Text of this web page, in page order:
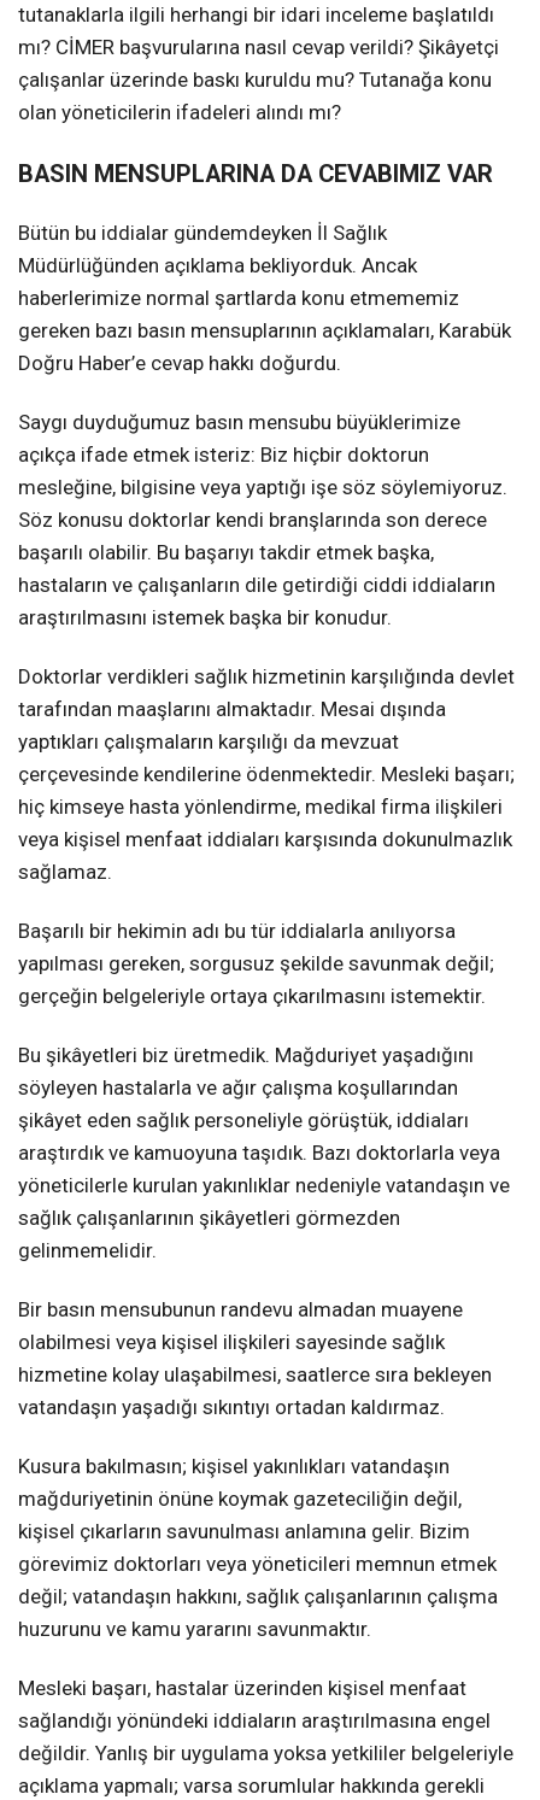
tutanaklarla ilgili herhangi bir idari inceleme başlatıldı
mı? CİMER başvurularına nasıl cevap verildi? Şikâyetçi
çalışanlar üzerinde baskı kuruldu mu? Tutanağa konu
olan yöneticilerin ifadeleri alındı mı?
BASIN MENSUPLARINA DA CEVABIMIZ VAR
Bütün bu iddialar gündemdeyken İl Sağlık
Müdürlüğünden açıklama bekliyorduk. Ancak
haberlerimize normal şartlarda konu etmememiz
gereken bazı basın mensuplarının açıklamaları, Karabük
Doğru Haber’e cevap hakkı doğurdu.
Saygı duyduğumuz basın mensubu büyüklerimize
açıkça ifade etmek isteriz: Biz hiçbir doktorun
mesleğine, bilgisine veya yaptığı işe söz söylemiyoruz.
Söz konusu doktorlar kendi branşlarında son derece
başarılı olabilir. Bu başarıyı takdir etmek başka,
hastaların ve çalışanların dile getirdiği ciddi iddiaların
araştırılmasını istemek başka bir konudur.
Doktorlar verdikleri sağlık hizmetinin karşılığında devlet
tarafından maaşlarını almaktadır. Mesai dışında
yaptıkları çalışmaların karşılığı da mevzuat
çerçevesinde kendilerine ödenmektedir. Mesleki başarı;
hiç kimseye hasta yönlendirme, medikal firma ilişkileri
veya kişisel menfaat iddiaları karşısında dokunulmazlık
sağlamaz.
Başarılı bir hekimin adı bu tür iddialarla anılıyorsa
yapılması gereken, sorgusuz şekilde savunmak değil;
gerçeğin belgeleriyle ortaya çıkarılmasını istemektir.
Bu şikâyetleri biz üretmedik. Mağduriyet yaşadığını
söyleyen hastalarla ve ağır çalışma koşullarından
şikâyet eden sağlık personeliyle görüştük, iddiaları
araştırdık ve kamuoyuna taşıdık. Bazı doktorlarla veya
yöneticilerle kurulan yakınlıklar nedeniyle vatandaşın ve
sağlık çalışanlarının şikâyetleri görmezden
gelinmemelidir.
Bir basın mensubunun randevu almadan muayene
olabilmesi veya kişisel ilişkileri sayesinde sağlık
hizmetine kolay ulaşabilmesi, saatlerce sıra bekleyen
vatandaşın yaşadığı sıkıntıyı ortadan kaldırmaz.
Kusura bakılmasın; kişisel yakınlıkları vatandaşın
mağduriyetinin önüne koymak gazeteciliğin değil,
kişisel çıkarların savunulması anlamına gelir. Bizim
görevimiz doktorları veya yöneticileri memnun etmek
değil; vatandaşın hakkını, sağlık çalışanlarının çalışma
huzurunu ve kamu yararını savunmaktır.
Mesleki başarı, hastalar üzerinden kişisel menfaat
sağlandığı yönündeki iddiaların araştırılmasına engel
değildir. Yanlış bir uygulama yoksa yetkililer belgeleriyle
açıklama yapmalı; varsa sorumlular hakkında gerekli